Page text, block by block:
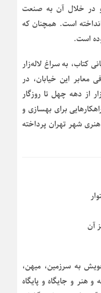
و در خلال آن به صنعت
است. همچنان که
است.
کتاب، به سراغ لاله‌‌زار
معابر این خیابان، در
از دهه چهل تا روزگار
برای بهسازی و
هنری شهر تهران پرداخته
آن
به سرزمین، میهن،
هنر و جایگاه و پایگاه